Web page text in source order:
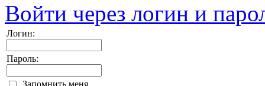
Войти через логин и
Логин:
Пароль:
Запомнить меня